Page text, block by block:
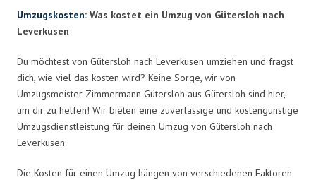
Umzugskosten: Was kostet ein Umzug von Gütersloh nach
Leverkusen
Du möchtest von Gütersloh nach Leverkusen umziehen und fragst
dich, wie viel das kosten wird? Keine Sorge, wir von
Umzugsmeister Zimmermann Gütersloh aus Gütersloh sind hier,
um dir zu helfen! Wir bieten eine zuverlässige und kostengünstige
Umzugsdienstleistung für deinen Umzug von Gütersloh nach
Leverkusen.
Die Kosten für einen Umzug hängen von verschiedenen Faktoren